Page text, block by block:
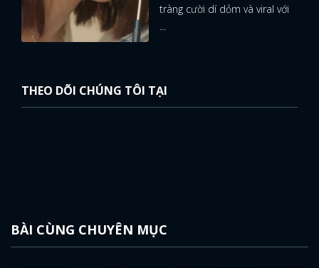
tràng cười dí dỏm và viral với
...
THEO DÕI CHÚNG TÔI TẠI
BÀI CÙNG CHUYÊN MỤC